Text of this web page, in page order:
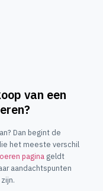
van een
Dan begint de
het meeste verschil
pagina geldt
aandachtspunten